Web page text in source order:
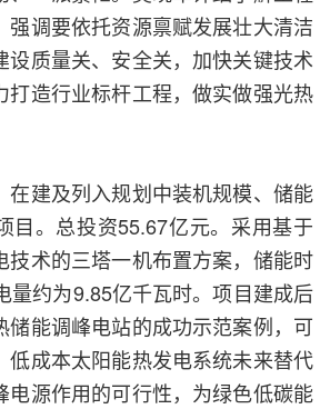
强调要依托资源禀赋发展壮大清洁
设质量关、安全关，加快关键技术
打造行业标杆工程，做实做强光热
在建及列入规划中装机规模、储能
目。总投资55.67亿元。采用基于
技术的三塔一机布置方案，储能时
量约为9.85亿千瓦时。项目建成后
储能调峰电站的成功示范案例，可
低成本太阳能热发电系统未来替代
电源作用的可行性，为绿色低碳能